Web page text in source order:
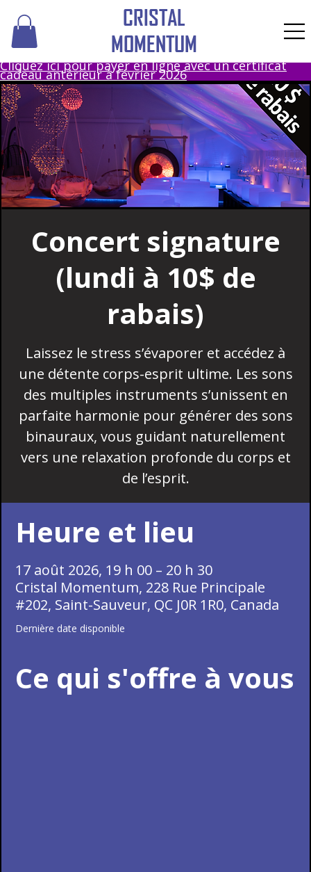
CRISTAL
MOMENTUM
Concert signature
(lundi à 10$ de
rabais)
Laissez le stress s’évaporer et accédez à
une détente corps-esprit ultime. Les sons
des multiples instruments s’unissent en
parfaite harmonie pour générer des sons
binauraux, vous guidant naturellement
vers une relaxation profonde du corps et
de l’esprit.
Heure et lieu
17 août 2026, 19 h 00 – 20 h 30
Cristal Momentum, 228 Rue Principale
#202, Saint-Sauveur, QC J0R 1R0, Canada
Dernière date disponible
Ce qui s'offre à vous
Cliquez ici pour payer en ligne avec un certificat
cadeau antérieur à février 2026